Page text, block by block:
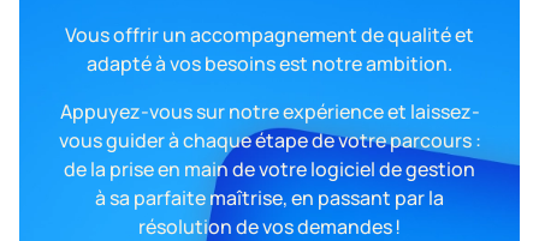
Vous offrir un accompagnement de qualité et
adapté à vos besoins est notre ambition.
Appuyez-vous sur notre expérience et laissez-
vous guider à chaque étape de votre parcours :
de la prise en main de votre logiciel de gestion
à sa parfaite maîtrise, en passant par la
résolution de vos demandes !